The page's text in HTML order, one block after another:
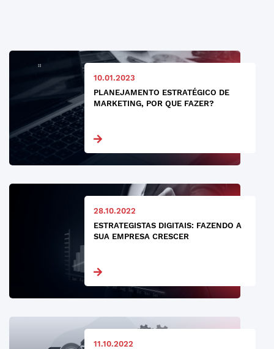
10.01.2023
PLANEJAMENTO ESTRATÉGICO DE
MARKETING, POR QUE FAZER?
28.10.2022
ESTRATEGISTAS DIGITAIS: FAZENDO A
SUA EMPRESA CRESCER
11.10.2022